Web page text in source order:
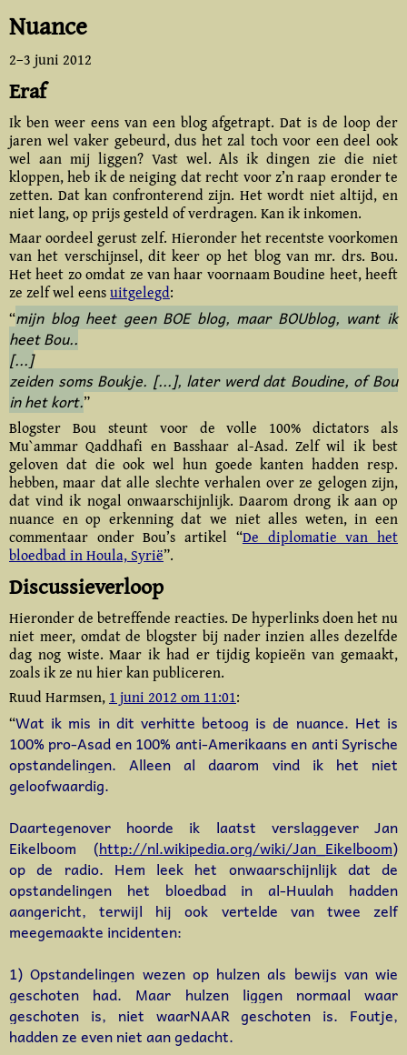
Nuance
2–3 juni 2012
Eraf
Ik ben weer eens van een blog afgetrapt. Dat is de loop der
jaren wel vaker gebeurd, dus het zal toch voor een deel ook
wel aan mij liggen? Vast wel. Als ik dingen zie die niet
kloppen, heb ik de neiging dat recht voor z’n raap eronder te
zetten. Dat kan confronte­rend zijn. Het wordt niet altijd, en
niet lang, op prijs gesteld of verdragen. Kan ik inkomen.
Maar oordeel gerust zelf. Hieronder het recentste voorkomen
van het verschijnsel, dit keer op het blog van mr. drs. Bou.
Het heet zo omdat ze van haar voornaam Boudine heet, heeft
ze zelf wel eensuitgelegd:
“mijn blog heet geen BOE blog, maar BOUblog, want ik
heet Bou..
[...]
zeiden soms Boukje. [...], later werd dat Boudine, of Bou
in het kort.”
Blogster Bou steunt voor de volle 100% dictators als
Mu`ammar Qaddhafi en Basshaar al-Asad. Zelf wil ik best
geloven dat die ook wel hun goede kanten hadden resp.
hebben, maar dat alle slechte verhalen over ze gelogen zijn,
dat vind ik nogal onwaarschijnlijk. Daarom drong ik aan op
nuance en op erkenning dat we niet alles weten, in een
commentaar onder Bou’s artikel “De diplomatie van het
bloedbad in Houla, Syrië”.
Discussieverloop
Hieronder de betreffende reacties. De hyperlinks doen het nu
niet meer, omdat de blog­ster bij nader inzien alles dezelfde
dag nog wiste. Maar ik had er tijdig kopieën van gemaakt,
zoals ik ze nu hier kan publiceren.
Ruud Harmsen, 1 juni 2012 om 11:01:
“Wat ik mis in dit verhitte betoog is de nuance. Het is
100% pro-Asad en 100% anti-Amerikaans en anti Syrische
opstandelingen. Alleen al daarom vind ik het niet
geloofwaardig.
Daartegenover hoorde ik laatst verslaggever Jan
Eikelboom (http://nl.wikipedia.org/wiki/Jan_Eikelboom)
op de radio. Hem leek het onwaarschijnlijk dat de
opstandelingen het bloedbad in al-Huulah hadden
aangericht, terwijl hij ook vertelde van twee zelf
meegemaakte incidenten:
1) Opstandelingen wezen op hulzen als bewijs van wie
geschoten had. Maar hulzen liggen normaal waar
geschoten is, niet waarNAAR geschoten is. Foutje,
hadden ze even niet aan gedacht.